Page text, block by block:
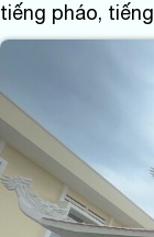
tiếng pháo,